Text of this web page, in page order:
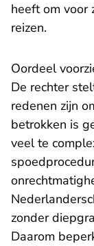
heeft om voor
reizen.
Oordeel
De rechter
redenen zijn
betrokken is
veel te
zonder
Daarom